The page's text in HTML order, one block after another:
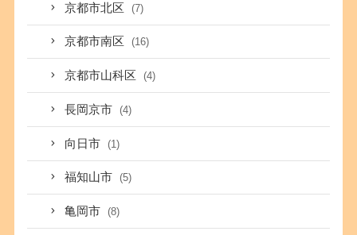
京都市北区 (7)
京都市南区 (16)
京都市山科区 (4)
長岡京市 (4)
向日市 (1)
福知山市 (5)
亀岡市 (8)